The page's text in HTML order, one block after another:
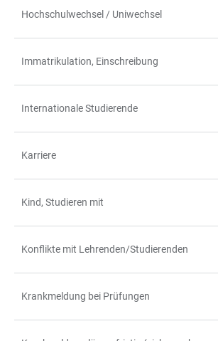
Hochschulwechsel / Uniwechsel
Immatrikulation, Einschreibung
Internationale Studierende
Karriere
Kind, Studieren mit
Konflikte mit Lehrenden/Studierenden
Krankmeldung bei Prüfungen